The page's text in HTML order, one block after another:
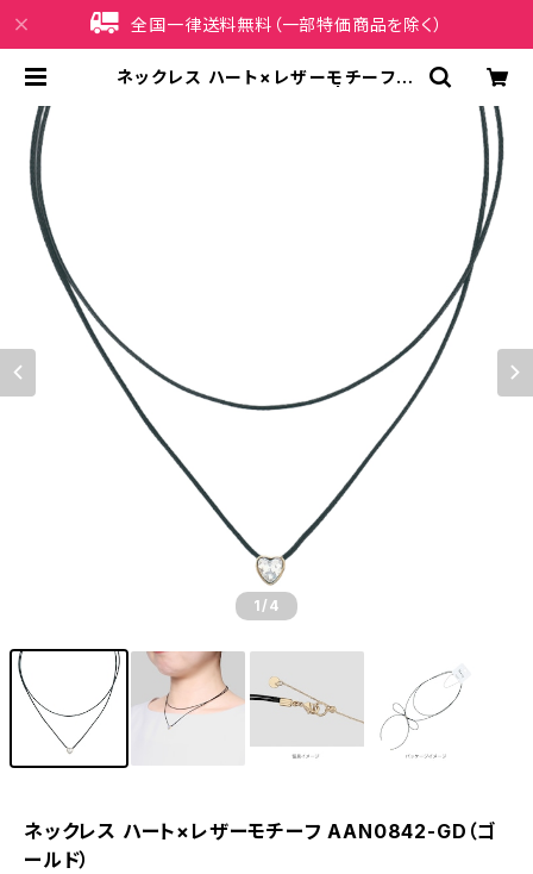
全国一律送料無料（一部特価商品を除く）
ネックレス ハート×レザーモチーフ A
1 /4
ネックレス ハート×レザーモチーフ AAN0842-GD（ゴ
ールド）